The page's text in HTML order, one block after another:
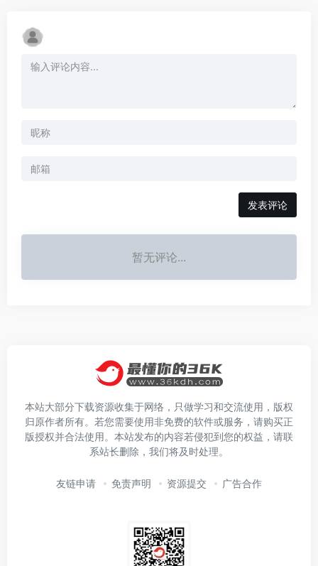
发表评论
暂无评论...
本站大部分下载资源收集于网络，只做学习和交流使用，版权
归原作者所有。若您需要使用非免费的软件或服务，请购买正
版授权并合法使用。本站发布的内容若侵犯到您的权益，请联
系站长删除，我们将及时处理。
友链申请 免责声明 资源提交 广告合作